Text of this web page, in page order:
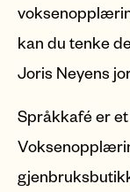
kan du tenke
Joris Neyens
Språkkafé er